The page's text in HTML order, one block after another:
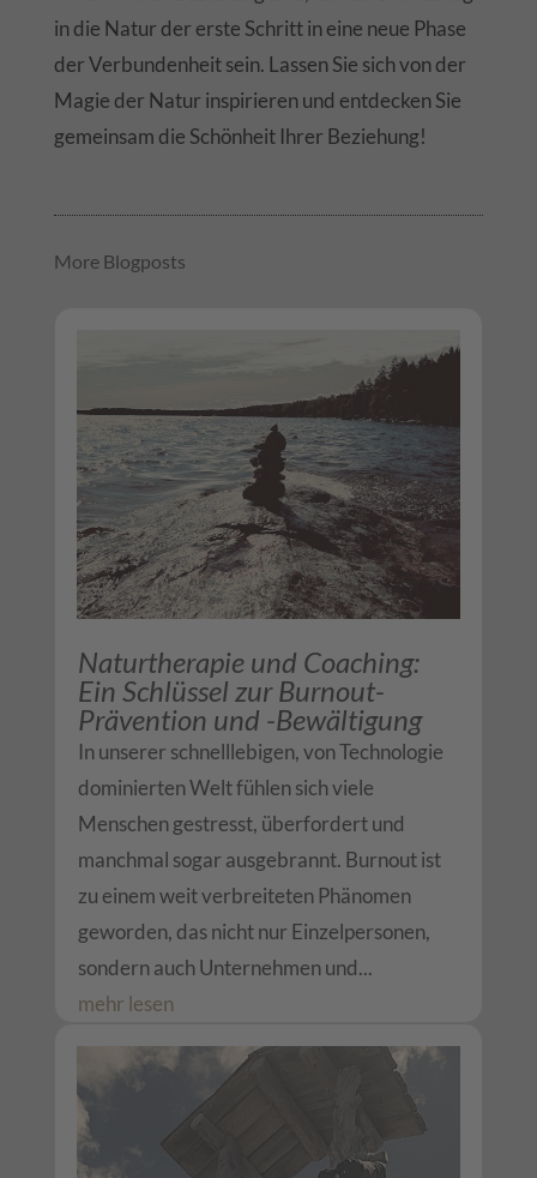
in die Natur der erste Schritt in eine neue Phase
der Verbundenheit sein. Lassen Sie sich von der
Magie der Natur inspirieren und entdecken Sie
gemeinsam die Schönheit Ihrer Beziehung!
More Blogposts
Naturtherapie und Coaching:
Ein Schlüssel zur Burnout-
Prävention und -Bewältigung
In unserer schnelllebigen, von Technologie
dominierten Welt fühlen sich viele
Menschen gestresst, überfordert und
manchmal sogar ausgebrannt. Burnout ist
zu einem weit verbreiteten Phänomen
geworden, das nicht nur Einzelpersonen,
sondern auch Unternehmen und...
mehr lesen